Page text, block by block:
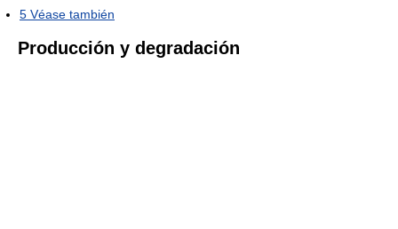
5 Véase también
Producción y degradación